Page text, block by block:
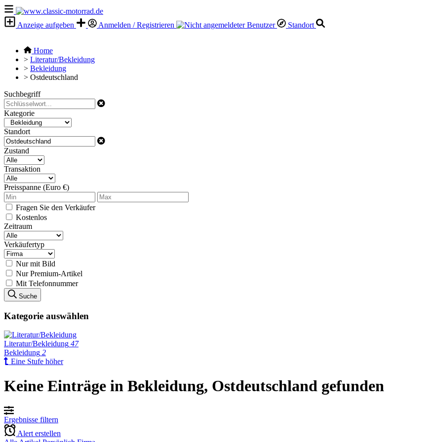
Anzeige aufgeben Anmelden / Registrieren Standort
Home
> Literatur/Bekleidung
> Bekleidung
> Ostdeutschland
Suchbegriff
Kategorie
Standort
Zustand
Transaktion
Preisspanne (Euro €)
Fragen Sie den Verkäufer
Kostenlos
Zeitraum
Verkäufertyp
Nur mit Bild
Nur Premium-Artikel
Mit Telefonnummer
Suche
Kategorie auswählen
Literatur/Bekleidung 47
Bekleidung 2
Eine Stufe höher
Keine Einträge in Bekleidung, Ostdeutschland gefunden
Ergebnisse filtern
Alert erstellen